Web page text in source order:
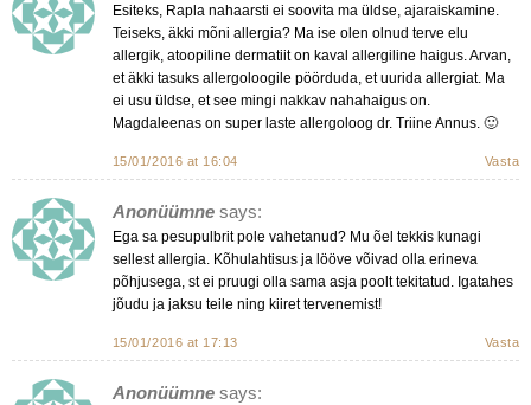
Esiteks, Rapla nahaarsti ei soovita ma üldse, ajaraiskamine.
Teiseks, äkki mõni allergia? Ma ise olen olnud terve elu
allergik, atoopiline dermatiit on kaval allergiline haigus. Arvan,
et äkki tasuks allergoloogile pöörduda, et uurida allergiat. Ma
ei usu üldse, et see mingi nakkav nahahaigus on.
Magdaleenas on super laste allergoloog dr. Triine Annus. 🙂
15/01/2016 at 16:04 Vasta
Anonüümne says:
Ega sa pesupulbrit pole vahetanud? Mu õel tekkis kunagi
sellest allergia. Kõhulahtisus ja lööve võivad olla erineva
põhjusega, st ei pruugi olla sama asja poolt tekitatud. Igatahes
jõudu ja jaksu teile ning kiiret tervenemist!
15/01/2016 at 17:13 Vasta
Anonüümne says: